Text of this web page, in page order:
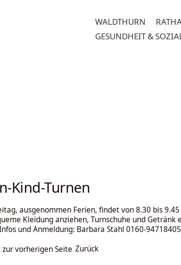
WALDTHURN
GESUNDHEIT &
Kind-Turnen
ausgenommen Ferien, findet von 8.30 bis
Kleidung anziehen, Turnschuhe und Getränk
und Anmeldung: Barbara Stahl 0160-94718405
Zurück